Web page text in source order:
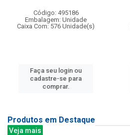
Código: 495186
Embalagem: Unidade
Caixa Com: 576 Unidade(s)
Faça seu login ou
cadastre-se para
comprar.
Produtos em Destaque
Veja mais